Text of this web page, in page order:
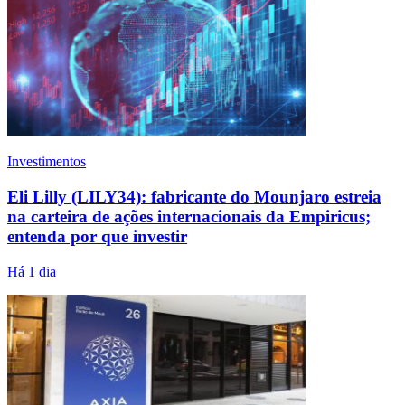
Investimentos
Eli Lilly (LILY34): fabricante do Mounjaro estreia
na carteira de ações internacionais da Empiricus;
entenda por que investir
Há 1 dia